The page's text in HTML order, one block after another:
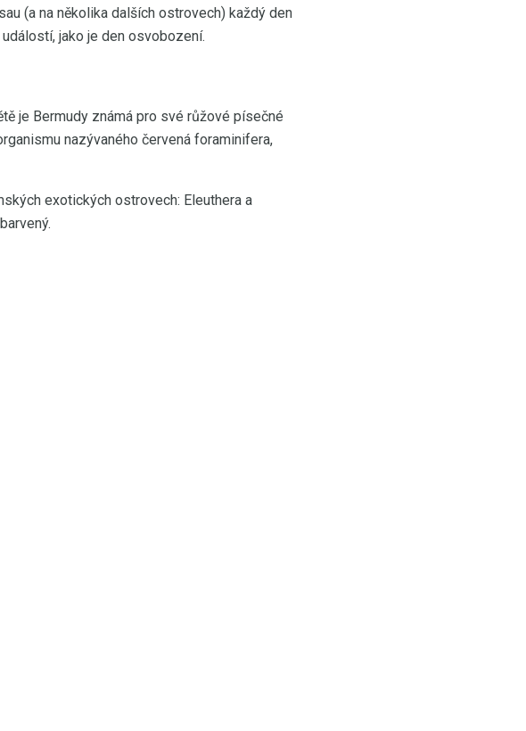
(a na několika dalších ostrovech) každý den
jako je den osvobození.
je Bermudy známá pro své růžové písečné
nazývaného červená foraminifera,
exotických ostrovech: Eleuthera a